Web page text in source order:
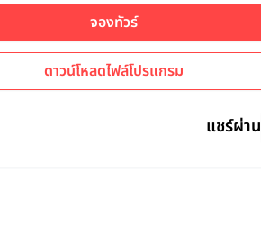
จองทัวร์
ดาวน์โหลดไฟล์โปรแกรม
แชร์ผ่าน